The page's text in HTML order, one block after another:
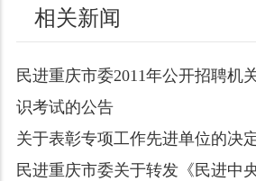
相关新闻
民进重庆市委2011年公开招聘机
识考试的公告
关于表彰专项工作先进单位的决
民进重庆市委关于转发《民进中